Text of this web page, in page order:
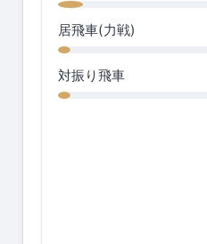
居飛車(力戦)
対振り飛車